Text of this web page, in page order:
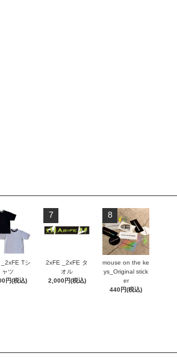
Tシ
ャツ
円(税込)
7
2xFE _2xFE タ
オル
2,000円(税込)
8
mouse on the ke
ys_Original stick
er
440円(税込)